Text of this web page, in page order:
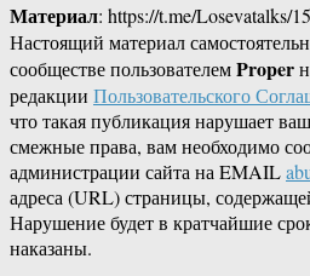
Материал: https://t.me/Losevatalks/
Настоящий материал
сообществе пользователемProper
редакции Пользовательского
что такая публикация нарушает
смежные права, вам необходимо
администрации сайта на EMAIL
адреса (URL) страницы,
Нарушение будет в кратчайшие
наказаны.